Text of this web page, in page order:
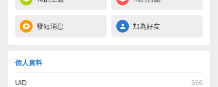
發短消息 加為好友
個人資料
UID 666